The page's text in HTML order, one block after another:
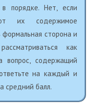
порядке. Нет, если
их содержимое
формальная сторона и
как
вопрос, содержащий
на каждый и
средний балл.